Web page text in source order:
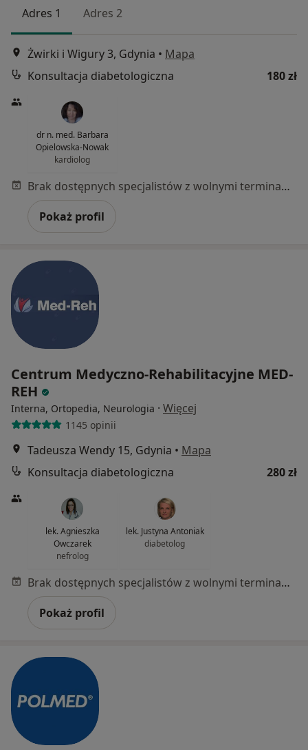
Adres 1 Adres 2
Żwirki i Wigury 3, Gdynia • Mapa
Konsultacja diabetologiczna
180 zł
dr n. med. Barbara
Opielowska-Nowak
kardiolog
Brak dostępnych specjalistów z wolnymi terminami w tym centrum medycznym.
Pokaż profil
Centrum Medyczno-Rehabilitacyjne MED-
REH
Interna, Ortopedia, Neurologia · Więcej
1145 opinii
Tadeusza Wendy 15, Gdynia • Mapa
Konsultacja diabetologiczna
280 zł
lek. Agnieszka
Owczarek
nefrolog
lek. Justyna Antoniak
diabetolog
Brak dostępnych specjalistów z wolnymi terminami w tym centrum medycznym.
Pokaż profil